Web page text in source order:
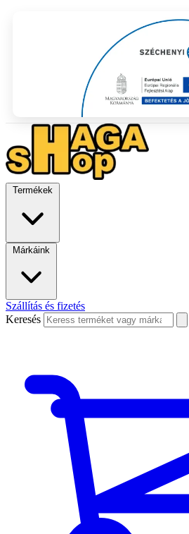
Termékek
Márkáink
Szállítás és fizetés
Keresés